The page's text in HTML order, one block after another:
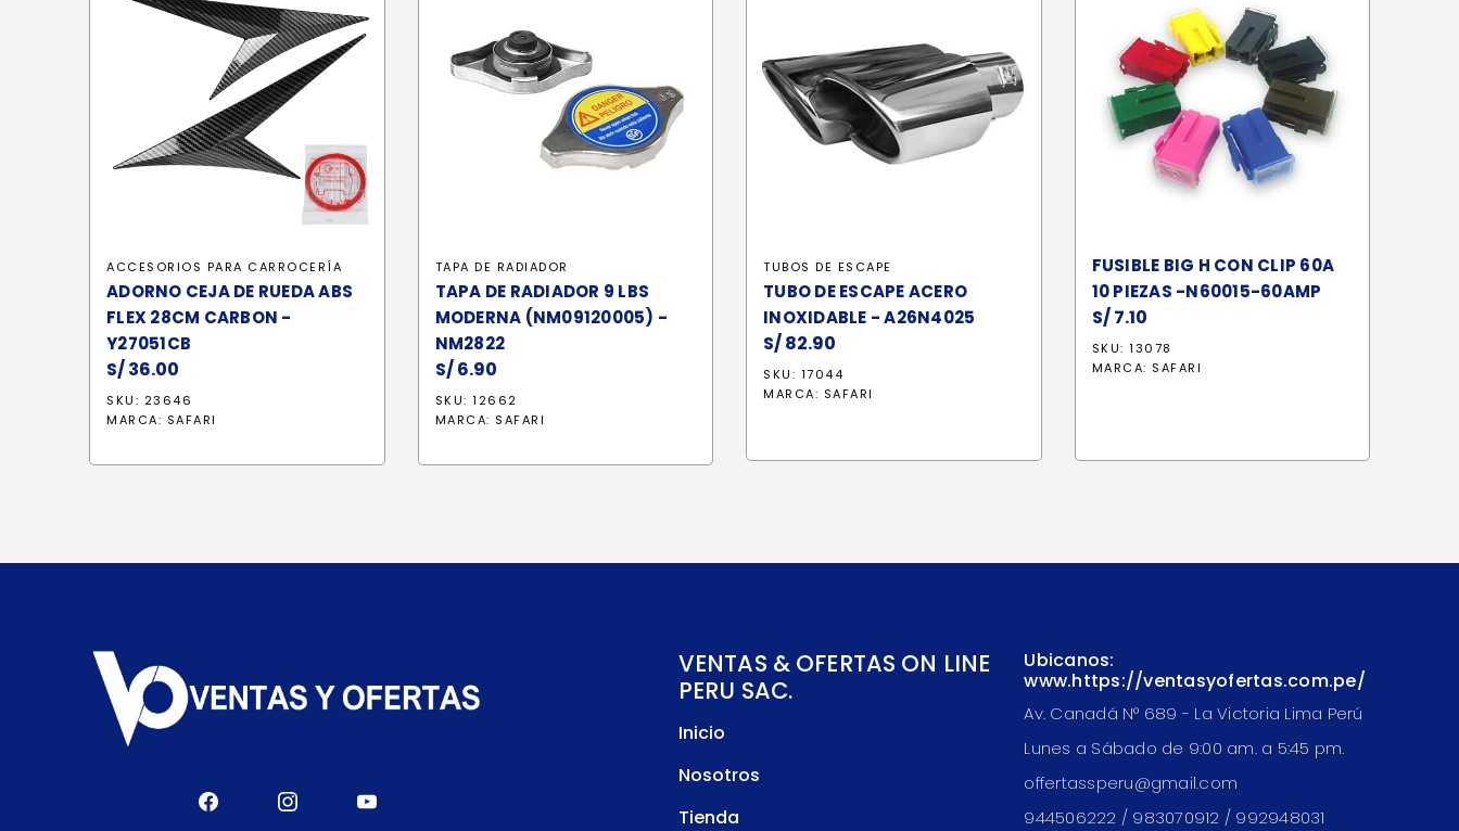
ACCESORIOS PARA CARROCERÍA
ADORNO CEJA DE RUEDA ABS
FLEX 28CM CARBON -
Y27051CB
S/36.00
SKU: 23646
MARCA: SAFARI
TAPA DE RADIADOR
TAPA DE RADIADOR 9 LBS
MODERNA (NM09120005) -
NM2822
S/6.90
SKU: 12662
MARCA: SAFARI
TUBOS DE ESCAPE
TUBO DE ESCAPE ACERO
INOXIDABLE - A26N4025
S/82.90
SKU: 17044
MARCA: SAFARI
FUSIBLE BIG H CON CLIP 60A
10 PIEZAS -N60015-60AMP
S/7.10
SKU: 13078
MARCA: SAFARI
VENTAS & OFERTAS ON LINE
PERU SAC.
Inicio
Nosotros
Tienda
Ubicanos:
www.https://ventasyofertas.com.pe/
Av. Canadá N° 689 - La Victoria Lima Perú
Lunes a Sábado de 9:00 am. a 5:45 pm.
offertassperu@gmail.com
944506222 / 983070912 / 992948031